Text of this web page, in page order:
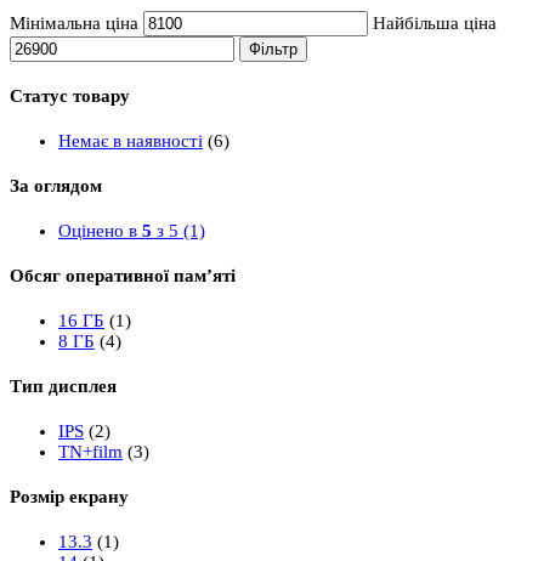
Мінімальна ціна Найбільша ціна
Фільтр
Статус товару
Немає в наявності (6)
За оглядом
Оцінено в 5 з 5 (1)
Обсяг оперативної пам’яті
16 ГБ (1)
8 ГБ (4)
Тип дисплея
IPS (2)
TN+film (3)
Розмір екрану
13.3 (1)